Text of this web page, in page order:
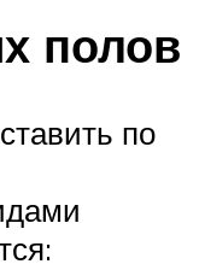
полов
по